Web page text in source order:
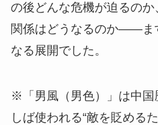
の後どんな危機が迫るの
関係はどうなるのか――ま
なる展開でした。
※「男風（男色）」は中国
しば使われる“敵を貶める